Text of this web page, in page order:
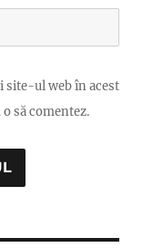
site-ul web în acest
să comentez.